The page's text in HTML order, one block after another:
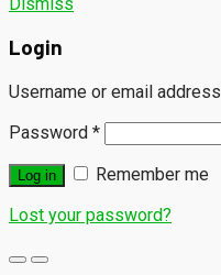
Login
Username or email address
Password *
Log in
Remember me
Lost your password?